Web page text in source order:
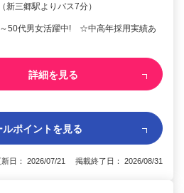
新三郷駅よりバス7分）
50代男女活躍中! ☆中高年採用実績あ
詳細を見る
ルポイントを見る
新日： 2026/07/21 掲載終了日： 2026/08/31